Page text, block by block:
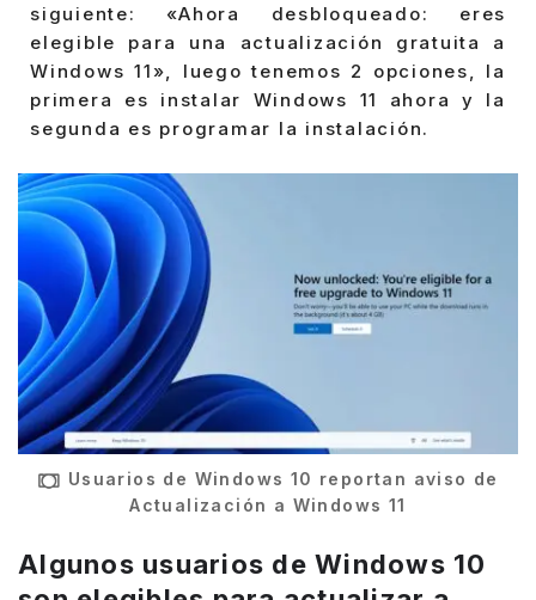
siguiente: «Ahora desbloqueado: eres
elegible para una actualización gratuita a
Windows 11», luego tenemos 2 opciones, la
primera es instalar Windows 11 ahora y la
segunda es programar la instalación.
Usuarios de Windows 10 reportan aviso de
Actualización a Windows 11
Algunos usuarios de Windows 10